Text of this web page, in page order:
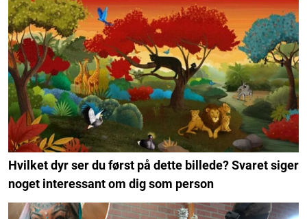
Hvilket dyr ser du først på dette billede? Svaret siger
noget interessant om dig som person